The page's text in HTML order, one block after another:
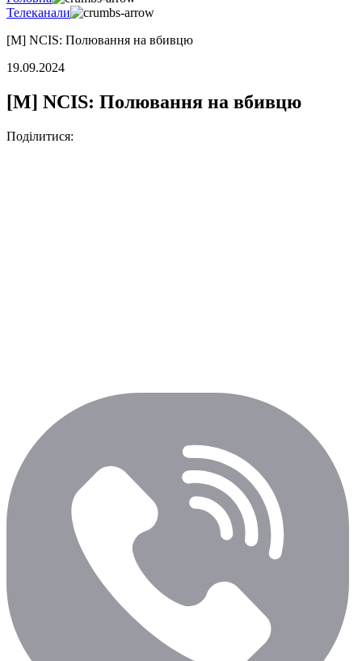
Телеканали
[M] NCIS: Полювання на вбивцю
19.09.2024
[M] NCIS: Полювання на вбивцю
Поділитися: